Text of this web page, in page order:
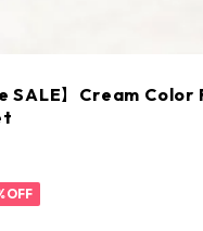
SALE】Cream Color